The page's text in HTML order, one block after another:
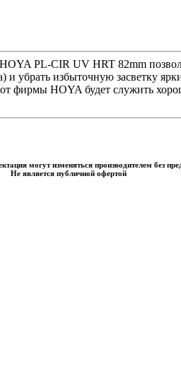
PL-CIR UV HRT 82mm
и убрать избыточную засветку
фирмы HOYA будет служить
могут изменяться производителем без
Не является публичной офертой